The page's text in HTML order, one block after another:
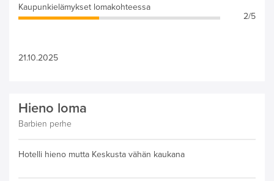
Kaupunkielämykset lomakohteessa
2/5
21.10.2025
Hieno loma
Barbien perhe
Hotelli hieno mutta Keskusta vähän kaukana